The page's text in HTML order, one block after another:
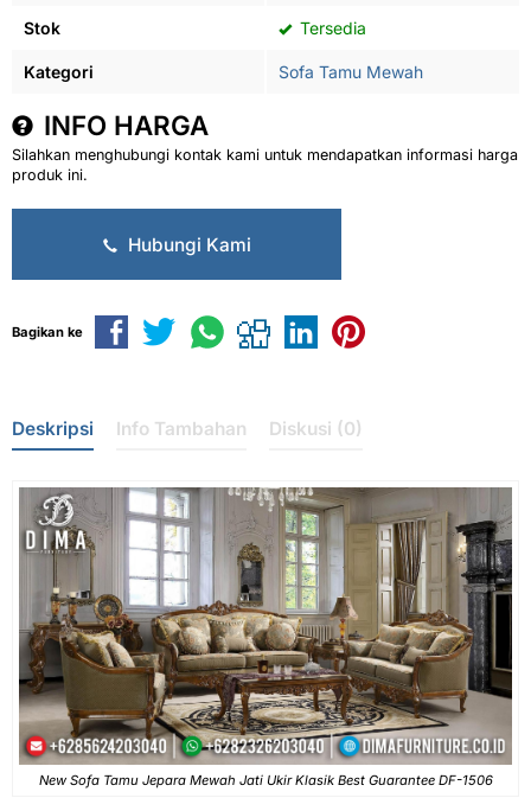
Stok Tersedia
Kategori Sofa Tamu Mewah
INFO HARGA
Silahkan menghubungi kontak kami untuk mendapatkan informasi harga
produk ini.
Hubungi Kami
Bagikan ke
Deskripsi Info Tambahan Diskusi (0)
New Sofa Tamu Jepara Mewah Jati Ukir Klasik Best Guarantee DF-1506